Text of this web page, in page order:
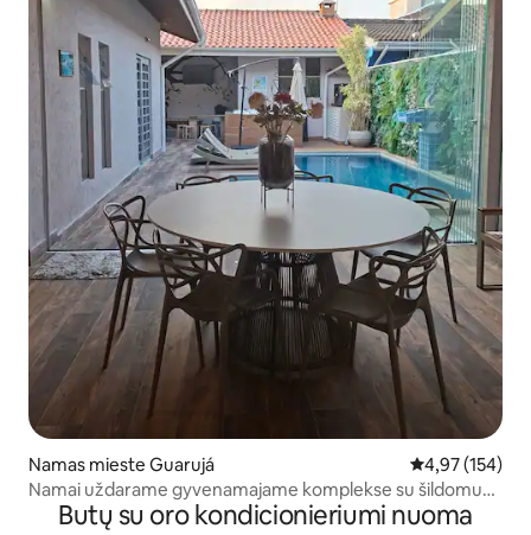
Namas mieste Guarujá Vidutinis
4,97 (154)
Namai uždarame gyvenamajame komplekse su šildomu
baseinu.
Butų su oro kondicionieriumi nuoma